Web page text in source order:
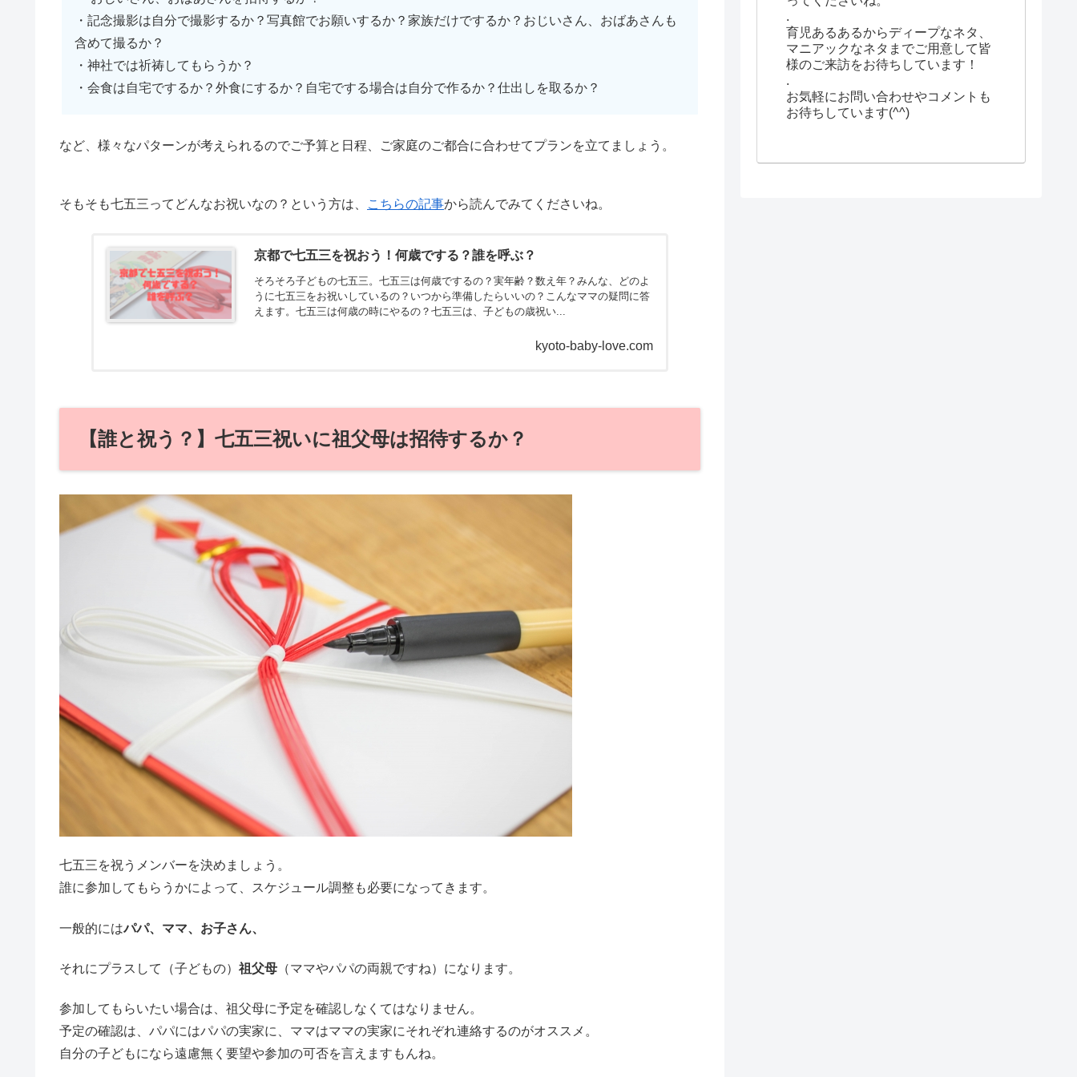
・記念撮影は自分で撮影するか？写真館でお願いするか？家族だけでするか？おじいさん、おばあさんも
含めて撮るか？
・神社では祈祷してもらうか？
・会食は自宅でするか？外食にするか？自宅でする場合は自分で作るか？仕出しを取るか？
など、様々なパターンが考えられるのでご予算と日程、ご家庭のご都合に合わせてプランを立てましょう。
そもそも七五三ってどんなお祝いなの？という方は、 こちらの記事から読んでみてくださいね。
京都で七五三を祝おう！何歳でする？誰を呼ぶ？
そろそろ子どもの七五三。七五三は何歳でするの？実年齢？数え年？みんな、どのよ
うに七五三をお祝いしているの？いつから準備したらいいの？こんなママの疑問に答
えます。七五三は何歳の時にやるの？七五三は、子どもの歳祝い...
kyoto-baby-love.com
【誰と祝う？】七五三祝いに祖父母は招待するか？
七五三を祝うメンバーを決めましょう。
誰に参加してもらうかによって、スケジュール調整も必要になってきます。
一般的にはパパ、ママ、お子さん、
それにプラスして（子どもの） 祖父母 （ママやパパの両親ですね）になります。
参加してもらいたい場合は、祖父母に予定を確認しなくてはなりません。
予定の確認は、パパにはパパの実家に、ママはママの実家にそれぞれ連絡するのがオススメ。
自分の子どもになら遠慮無く要望や参加の可否を言えますもんね。
.
育児あるあるからディープなネタ、
マニアックなネタまでご用意して皆
様のご来訪をお待ちしています！
.
お気軽にお問い合わせやコメントも
お待ちしています(^^)